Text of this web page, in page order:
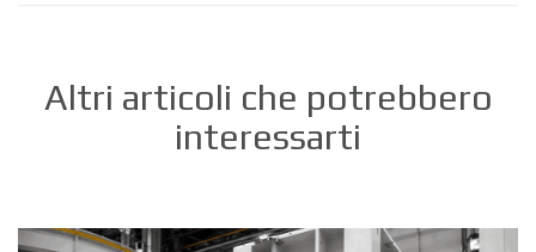
Altri articoli che potrebbero
interessarti